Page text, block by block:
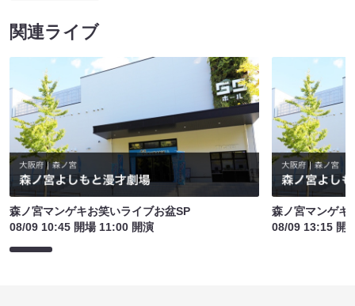
関連ライブ
森ノ宮マンゲキお笑いライブお盆SP
08/09 10:45 開場 11:00 開演
森ノ宮マンゲキ
08/09 13:15 開